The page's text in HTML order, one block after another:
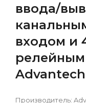
ввода/
входом и
Производитель: